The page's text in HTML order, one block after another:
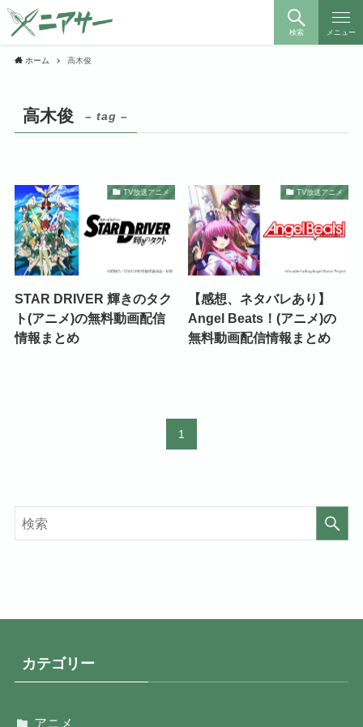
検索 メニュー
ホーム 高木俊
高木俊 – tag –
TV放送アニメ
STAR DRIVER 輝きのタク
ト(アニメ)の無料動画配信
情報まとめ
TV放送アニメ
【感想、ネタバレあり】
Angel Beats！(アニメ)の
無料動画配信情報まとめ
1
カテゴリー
アニメ